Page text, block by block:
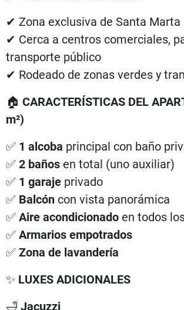
✔ Zona exclusiva de Santa Marta
✔ Cerca a centros comerciales,
transporte público
✔ Rodeado de zonas verdes y
🏠 CARACTERÍSTICAS DEL
m²)
✅ 1 alcoba principal con baño
✅ 2 baños en total (uno auxiliar)
✅ 1 garaje privado
✅ Balcón con vista panorámica
✅ Aire acondicionado en todos
✅ Armarios empotrados
✅ Zona de lavandería
✨ LUXES ADICIONALES
🛁 Jacuzzi